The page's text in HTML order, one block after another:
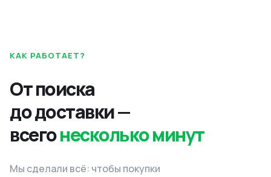
КАК РАБОТАЕТ?
От поиска
до доставки —
всегонесколько минут
Мы сделали всё: чтобы покупки